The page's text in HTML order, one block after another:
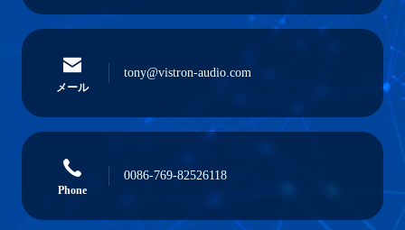
メール
tony@vistron-audio.com
Phone
0086-769-82526118